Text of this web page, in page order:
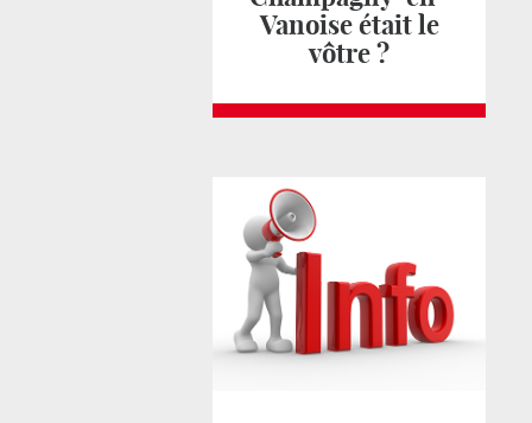
Vanoise était le
vôtre ?